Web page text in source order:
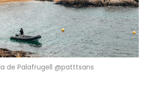
de Palafrugell @patttsans